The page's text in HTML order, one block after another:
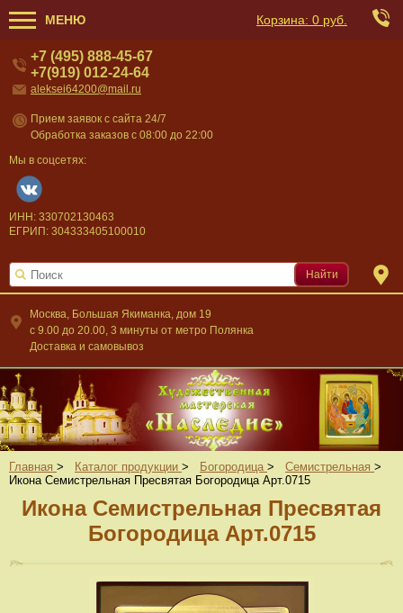
МЕНЮ Корзина: 0 руб.
Москва, Большая Якиманка, дом 19
c 9.00 до 20.00, 3 минуты от метро Полянка
Доставка и самовывоз
+7 (495) 888-45-67
+7(919) 012-24-64
aleksei64200@mail.ru
Прием заявок с сайта 24/7
Обработка заказов с 08:00 до 22:00
Мы в соцсетях:
ИНН: 330702130463
ЕГРИП: 304333405100010
Найти
Главная > Каталог продукции > Богородица > Семистрельная >
Икона Семистрельная Пресвятая Богородица Арт.0715
Икона Семистрельная Пресвятая
Богородица Арт.0715